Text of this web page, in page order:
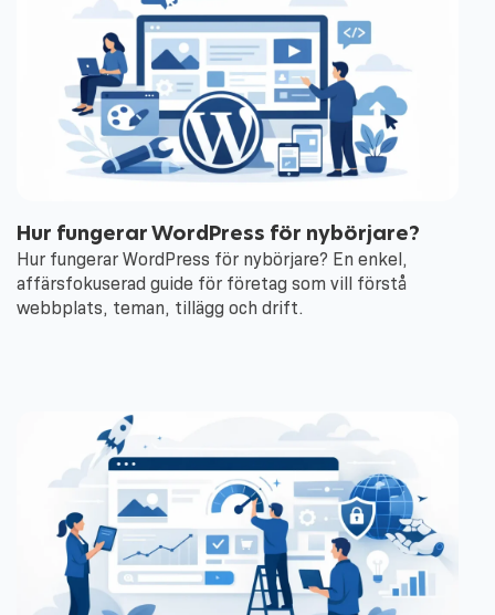
Hur fungerar WordPress för nybörjare?
Hur fungerar WordPress för nybörjare? En enkel,
affärsfokuserad guide för företag som vill förstå
webbplats, teman, tillägg och drift.